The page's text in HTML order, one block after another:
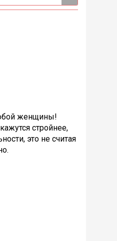
женщины!
стройнее,
это не считая